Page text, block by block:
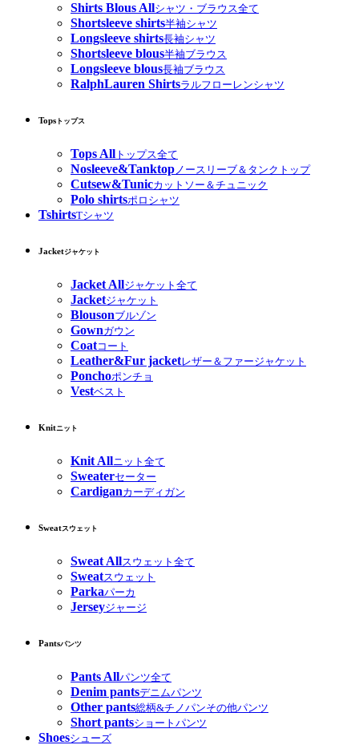
Shirts Blous Allシャツ・ブラウス全て
Shortsleeve shirts半袖シャツ
Longsleeve shirts長袖シャツ
Shortsleeve blous半袖ブラウス
Longsleeve blous長袖ブラウス
RalphLauren Shirtsラルフローレンシャツ
Tops トップス
Tops All トップス全て
Nosleeve&Tanktop ノースリーブ＆タンクトップ
Cutsew&Tunicカットソー＆チュニック
Polo shirtsポロシャツ
TshirtsTシャツ
Jacketジャケット
Jacket Allジャケット全て
Jacketジャケット
Blousonブルゾン
Gownガウン
Coatコート
Leather&Fur jacketレザー＆ファージャケット
Ponchoポンチョ
Vestベスト
Knitニット
Knit Allニット全て
Sweaterセーター
Cardiganカーディガン
Sweatスウェット
Sweat Allスウェット全て
Sweatスウェット
Parkaパーカ
Jerseyジャージ
Pantsパンツ
Pants Allパンツ全て
Denim pantsデニムパンツ
Other pants総柄&チノパンその他パンツ
Short pantsショートパンツ
Shoesシューズ